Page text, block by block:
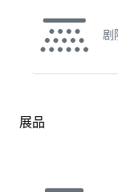
剧
展品